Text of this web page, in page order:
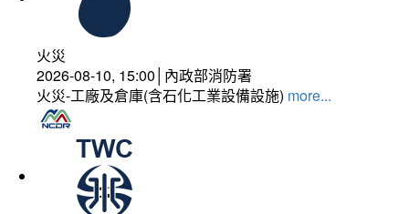
火災
2026-08-10, 15:00│內政部消防署
火災-工廠及倉庫(含石化工業設備設施) more...